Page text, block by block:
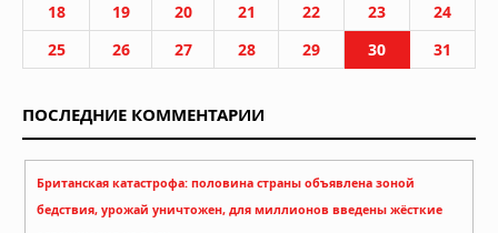
18
19 20 21 22 23
24
25
26 27 28 29 30 31
ПОСЛЕДНИЕ КОММЕНТАРИИ
Британская катастрофа: половина страны объявлена зоной
бедствия, урожай уничтожен, для миллионов введены жёсткие